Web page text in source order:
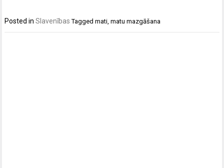
Posted inSlavenības Taggedmati ,matu mazgāšana